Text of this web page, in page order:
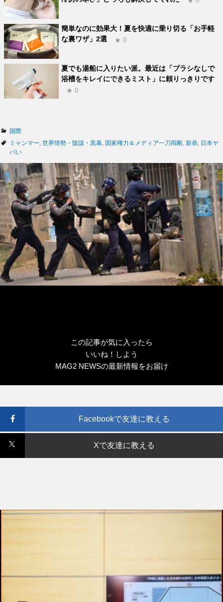
簡単なのに効果大！夏を快適に乗り切る「お手軽
な裏ワザ」2選
★ 0
夏でも湯船に入りたい派。最近は「ブラシなしで
浴槽をキレイにできるミスト」に頼りっきりです
★ 0
カ
テ
ゴ
国際
タ
グ
ミャンマー 世界情勢・陰謀・黒幕 国家権力＆メディア一刀両断 新恭
日本ヤ
バい
この記事が気に入ったら
いいね！しよう
MAG2 NEWSの最新情報をお届け
Facebookで友達に教える
Xで友達に教える